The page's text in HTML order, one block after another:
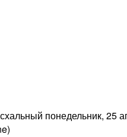
понедельник, 25